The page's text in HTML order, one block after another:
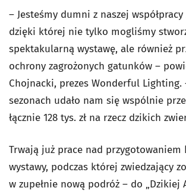
– Jesteśmy dumni z naszej współpracy
dzięki której nie tylko mogliśmy
spektakularną wystawę, ale również
ochrony zagrożonych gatunków –
Chojnacki, prezes Wonderful Lighting.
sezonach udało nam się wspólnie
łącznie 128 tys. zł na rzecz dzikich
Trwają już prace nad
wystawy, podczas której zwiedzający
w zupełnie nową podróż – do „Dzikiej